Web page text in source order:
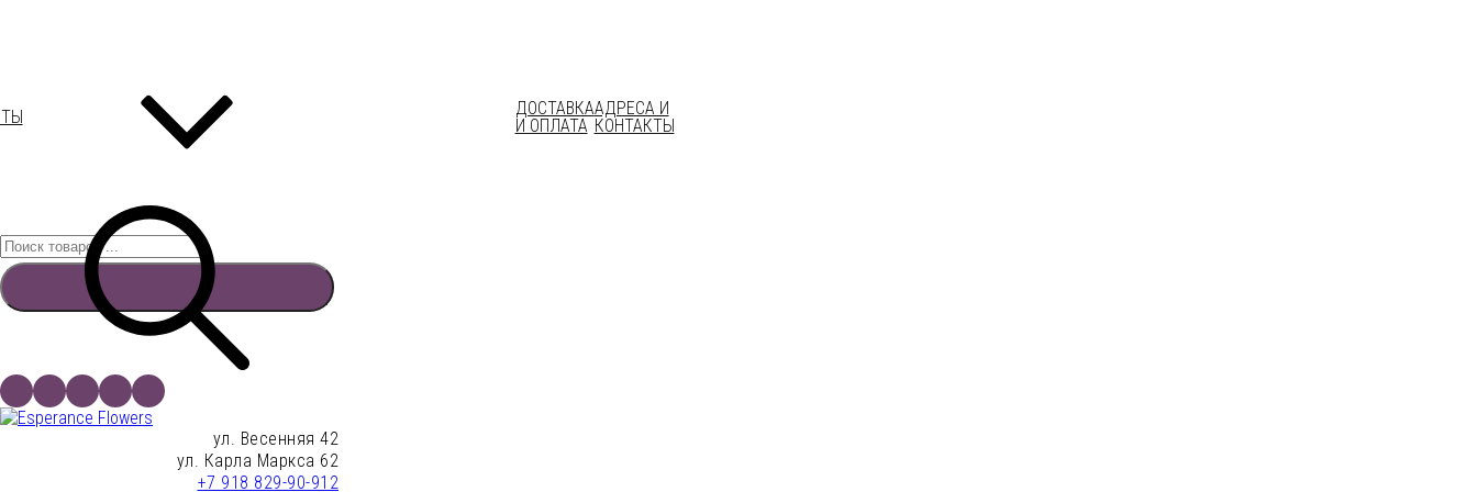
Перейти
ДОСТАВКА
И ОПЛАТА
АДРЕСА И
КОНТАКТЫ
Найти:
Поиск
ул. Весенняя 42
ул. Карла Маркса 62
+7 918 829-90-912
35 Deep purple
6200₽
Add to Wishlist